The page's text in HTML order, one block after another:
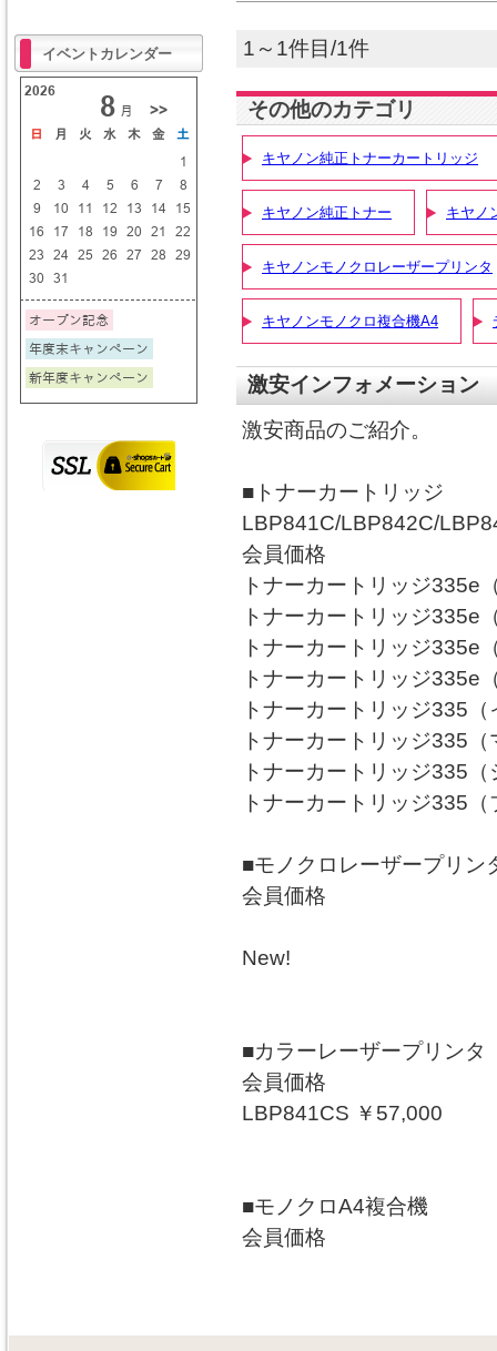
1～1件目/1件
その他のカテゴリ
キヤノン純正トナーカートリッジ
キヤノン純正トナー キヤノ
キヤノンモノクロレーザープリンタ
キヤノンモノクロ複合機A4
激安インフォメーション
激安商品のご紹介。
■トナーカートリッジ
LBP841C/LBP842C/
会員価格
トナーカートリッジ
トナーカートリッジ
トナーカートリッジ
トナーカートリッジ
トナーカートリッジ335
トナーカートリッジ335
トナーカートリッジ335
トナーカートリッジ335
■モノクロレーザープリン
会員価格
New!
■カラーレーザープリンタ
会員価格
LBP841CS ￥57,000
■モノクロA4複合機
会員価格
イベントカレンダー